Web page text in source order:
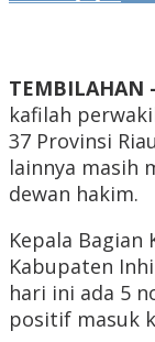
TEMBILAHAN
kafilah
37 Provinsi
lainnya masih
dewan hakim.
Kepala Bagian
Kabupaten
hari ini ada 5
positif masuk